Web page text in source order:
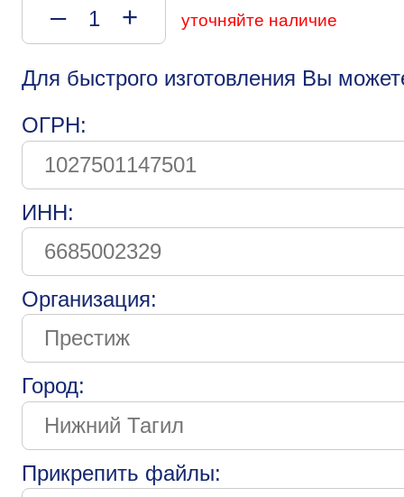
– + уточняйте наличие
Для быстрого изготовления Вы
ОГРН:
ИНН:
Организация:
Город:
Прикрепить файлы: